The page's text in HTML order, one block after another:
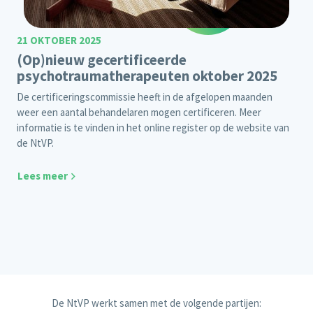
21 OKTOBER 2025
(Op)nieuw gecertificeerde
psychotraumatherapeuten oktober 2025
De certificeringscommissie heeft in de afgelopen maanden
weer een aantal behandelaren mogen certificeren. Meer
informatie is te vinden in het online registerop de website van
de NtVP.
Lees meer
De NtVP werkt samen met de volgende partijen: